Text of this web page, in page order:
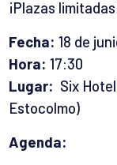
¡Plazas
Fecha:18 de
Hora:17:30
Lugar: Six
Estocolmo)
Agenda: